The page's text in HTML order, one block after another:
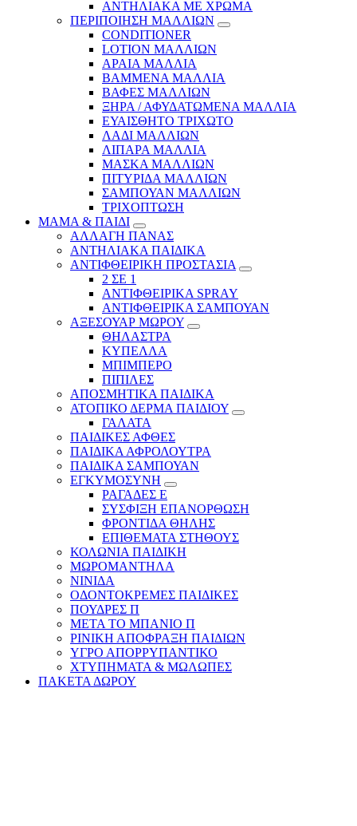
ΑΝΤΗΛΙΑΚΑ ΜΕ ΧΡΩΜΑ
ΠΕΡΙΠΟΙΗΣΗ ΜΑΛΛΙΩΝ
CONDITIONER
LOTION ΜΑΛΛΙΩΝ
ΑΡΑΙΑ ΜΑΛΛΙΑ
ΒΑΜΜΕΝΑ ΜΑΛΛΙΑ
ΒΑΦΕΣ ΜΑΛΛΙΩΝ
ΞΗΡΑ / ΑΦΥΔΑΤΩΜΕΝΑ ΜΑΛΛΙΑ
ΕΥΑΙΣΘΗΤΟ ΤΡΙΧΩΤΟ
ΛΑΔΙ ΜΑΛΛΙΩΝ
ΛΙΠΑΡΑ ΜΑΛΛΙΑ
ΜΑΣΚΑ ΜΑΛΛΙΩΝ
ΠΙΤΥΡΙΔΑ ΜΑΛΛΙΩΝ
ΣΑΜΠΟΥΑΝ ΜΑΛΛΙΩΝ
ΤΡΙΧΟΠΤΩΣΗ
ΜΑΜΑ & ΠΑΙΔΙ
ΑΛΛΑΓΗ ΠΑΝΑΣ
ΑΝΤΗΛΙΑΚΑ ΠΑΙΔΙΚΑ
ΑΝΤΙΦΘΕΙΡΙΚΗ ΠΡΟΣΤΑΣΙΑ
2 ΣΕ 1
ΑΝΤΙΦΘΕΙΡΙΚΑ SPRAY
ΑΝΤΙΦΘΕΙΡΙΚΑ ΣΑΜΠΟΥΑΝ
ΑΞΕΣΟΥΑΡ ΜΩΡΟΥ
ΘΗΛΑΣΤΡΑ
ΚΥΠΕΛΛΑ
ΜΠΙΜΠΕΡΟ
ΠΙΠΙΛΕΣ
ΑΠΟΣΜΗΤΙΚΑ ΠΑΙΔΙΚΑ
ΑΤΟΠΙΚΟ ΔΕΡΜΑ ΠΑΙΔΙΟΥ
ΓΑΛΑΤΑ
ΠΑΙΔΙΚΕΣ ΑΦΘΕΣ
ΠΑΙΔΙΚΑ ΑΦΡΟΛΟΥΤΡΑ
ΠΑΙΔΙΚΑ ΣΑΜΠΟΥΑΝ
ΕΓΚΥΜΟΣΥΝΗ
ΡΑΓΑΔΕΣ Ε
ΣΥΣΦΙΞΗ ΕΠΑΝΟΡΘΩΣΗ
ΦΡΟΝΤΙΔΑ ΘΗΛΗΣ
ΕΠΙΘΕΜΑΤΑ ΣΤΗΘΟΥΣ
ΚΟΛΩΝΙΑ ΠΑΙΔΙΚΗ
ΜΩΡΟΜΑΝΤΗΛΑ
ΝΙΝΙΔΑ
ΟΔΟΝΤΟΚΡΕΜΕΣ ΠΑΙΔΙΚΕΣ
ΠΟΥΔΡΕΣ Π
ΜΕΤΑ ΤΟ ΜΠΑΝΙΟ Π
ΡΙΝΙΚΗ ΑΠΟΦΡΑΞΗ ΠΑΙΔΙΩΝ
ΥΓΡΟ ΑΠΟΡΡΥΠΑΝΤΙΚΟ
ΧΤΥΠΗΜΑΤΑ & ΜΩΛΩΠΕΣ
ΠΑΚΕΤΑ ΔΩΡΟΥ